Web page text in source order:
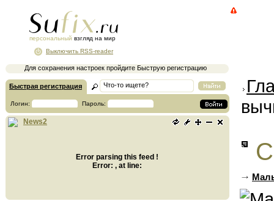
персональный взгляд на мир
Для сохранения настроек пройдите Быструю регистрацию
Выключить RSS-reader
Быстрая регистрация
Логин: Пароль:
News2
Error parsing this feed !
Error: , at line: